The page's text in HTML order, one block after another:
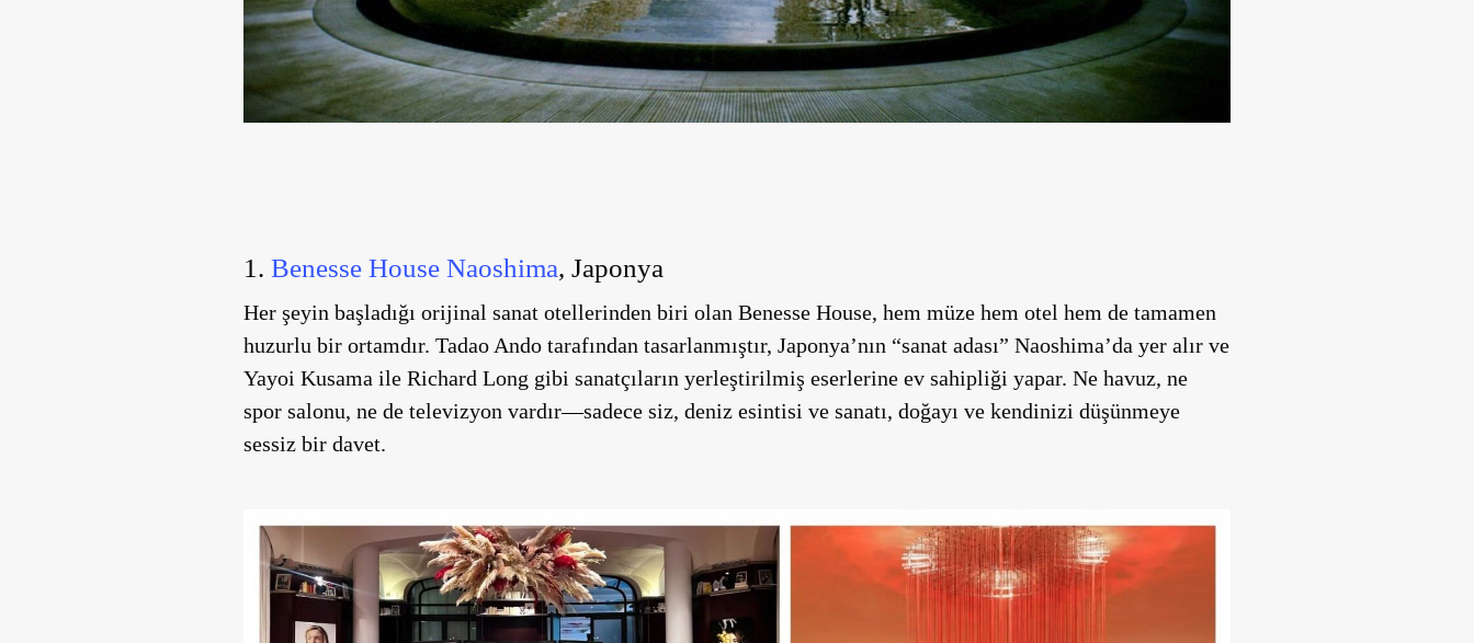
1. Benesse House Naoshima, Japonya
Her şeyin başladığı orijinal sanat otellerinden biri olan Benesse House, hem müze hem otel hem de tamamen
huzurlu bir ortamdır. Tadao Ando tarafından tasarlanmıştır, Japonya’nın “sanat adası” Naoshima’da yer alır ve
Yayoi Kusama ile Richard Long gibi sanatçıların yerleştirilmiş eserlerine ev sahipliği yapar. Ne havuz, ne
spor salonu, ne de televizyon vardır—sadece siz, deniz esintisi ve sanatı, doğayı ve kendinizi düşünmeye
sessiz bir davet.